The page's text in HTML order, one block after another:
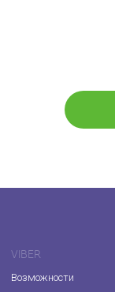
VIBER
Возможности